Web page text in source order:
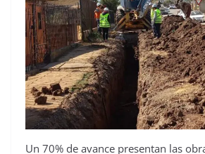
Un 70% de avance presentan las